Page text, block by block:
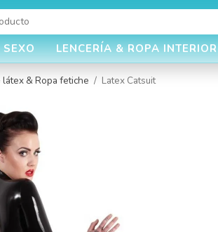
SEXO LENCERÍA & ROPA INTERIOR
látex & Ropa fetiche / Latex Catsuit